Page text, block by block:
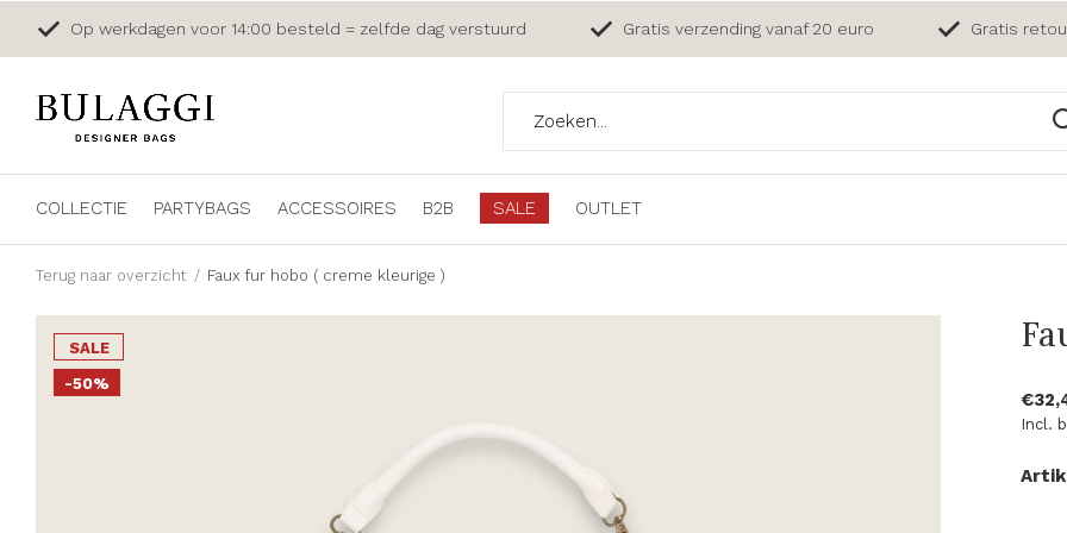
COLLECTIE PARTYBAGS ACCESSOIRES B2B SALE OUTLET
Op werkdagen voor 14:00 besteld = zelfde dag verstuurd Gratis verzending vanaf 20 euro Gratis
Terug naar overzicht Faux fur hobo ( creme kleurige )
SALE
-50%
Incl.